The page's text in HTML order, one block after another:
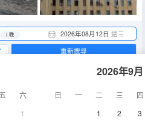
2026年08月12日 週三
1 晚
五
六
1
2026年9月
日 一 二 三
四
1
2 3
重新搜尋
空調